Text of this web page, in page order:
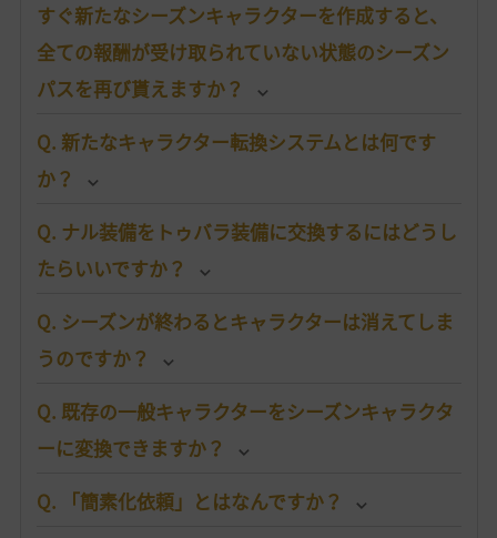
すぐ新たなシーズンキャラクターを作成すると、
全ての報酬が受け取られていない状態のシーズン
パスを再び貰えますか？
Q. 新たなキャラクター転換システムとは何です
か？
Q. ナル装備をトゥバラ装備に交換するにはどうし
たらいいですか？
Q. シーズンが終わるとキャラクターは消えてしま
うのですか？
Q. 既存の一般キャラクターをシーズンキャラクタ
ーに変換できますか？
Q. 「簡素化依頼」とはなんですか？